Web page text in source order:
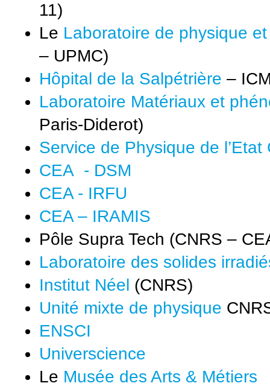
11)
Le Laboratoire de physique
– UPMC)
Hôpital de la Salpétrière –
Laboratoire Matériaux et
Paris-Diderot)
Service de Physique de l’Etat
CEA - DSM
CEA - IRFU
CEA – IRAMIS
Pôle Supra Tech (CNRS –
Laboratoire des solides
Institut Néel (CNRS)
Unité mixte de physique
ENSCI
Universcience
Le Musée des Arts & Métiers